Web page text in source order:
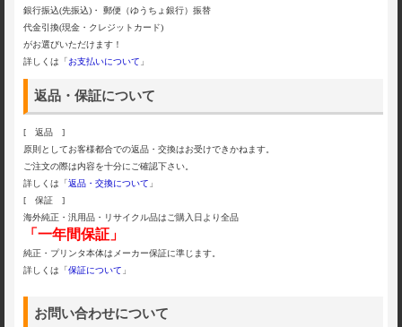
銀行振込(先振込)・ 郵便（ゆうちょ銀行）振替
代金引換(現金・クレジットカード)
がお選びいただけます！
詳しくは「お支払いについて 」
返品・保証について
[ 返品 ]
原則としてお客様都合での返品・交換はお受けできかねます。
ご注文の際は内容を十分にご確認下さい。
詳しくは「返品・交換について 」
[ 保証 ]
海外純正・汎用品・リサイクル品はご購入日より全品
「一年間保証」
純正・プリンタ本体はメーカー保証に準じます。
詳しくは「保証について 」
お問い合わせについて